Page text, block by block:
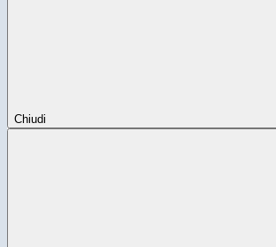
Chiudi